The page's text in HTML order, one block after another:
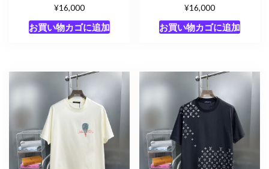
¥16,000
お買い物カゴに追加
¥16,000
お買い物カゴに追加